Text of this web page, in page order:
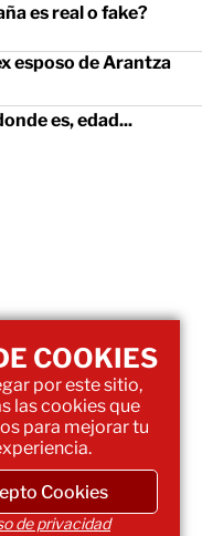
es real o fake?
esposo de Arantza
es, edad...
COOKIES
por este sitio,
las cookies que
para mejorar tu
Cookies
de privacidad